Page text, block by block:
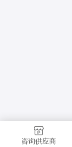
咨询供应商